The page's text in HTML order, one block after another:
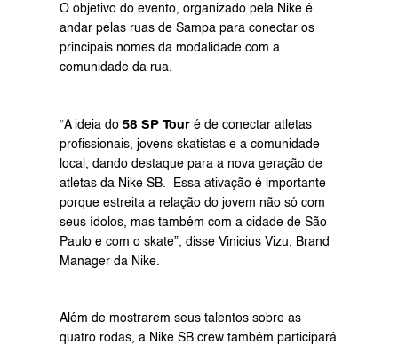
O objetivo do evento, organizado pela Nike é
andar pelas ruas de Sampa para conectar os
principais nomes da modalidade com a
comunidade da rua.
“A ideia do 58 SP Tour é de conectar atletas
profissionais, jovens skatistas e a comunidade
local, dando destaque para a nova geração de
atletas da Nike SB.  Essa ativação é importante
porque estreita a relação do jovem não só com
seus ídolos, mas também com a cidade de São
Paulo e com o skate”, disse Vinicius Vizu, Brand
Manager da Nike.
Além de mostrarem seus talentos sobre as
quatro rodas, a Nike SB crew também participará